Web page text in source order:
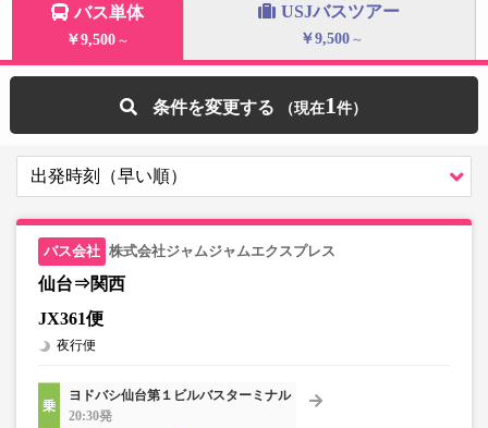
バス単体
￥9,500 ～
USJバスツアー
￥9,500 ～
条件を変更する 1
株式会社ジャムジャムエクスプレス
仙台⇒関西
JX361便
夜行便
ヨドバシ仙台第１ビルバスターミナル
20:30発